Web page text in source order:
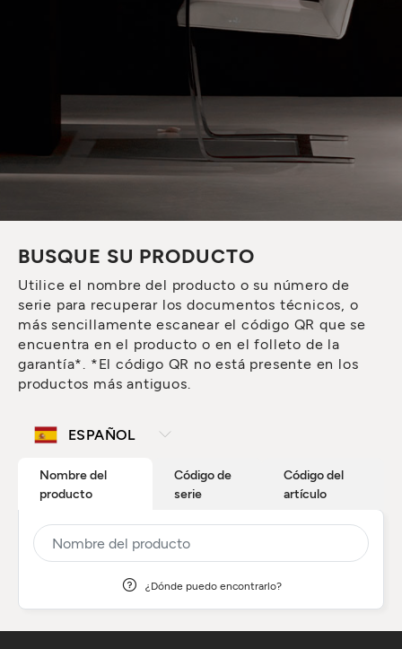
BUSQUE SU PRODUCTO
Utilice el nombre del producto o su número de
serie para recuperar los documentos técnicos, o
más sencillamente escanear el código QR que se
encuentra en el producto o en el folleto de la
garantía*. *El código QR no está presente en los
productos más antiguos.
Nombre del
producto
Código de
serie
Código del
artículo
¿Dónde puedo encontrarlo?